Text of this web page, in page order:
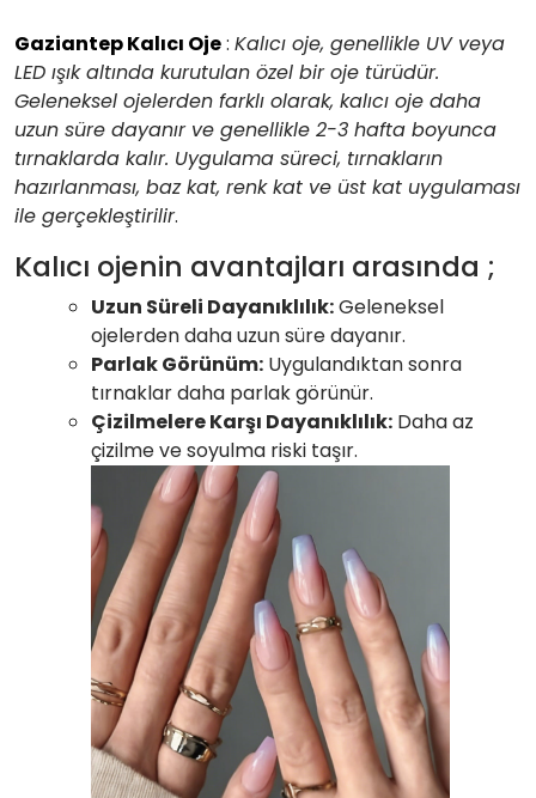
Gaziantep Kalıcı Oje: Kalıcı oje, genellikle UV veya
LED ışık altında kurutulan özel bir oje türüdür.
Geleneksel ojelerden farklı olarak, kalıcı oje daha
uzun süre dayanır ve genellikle 2-3 hafta boyunca
tırnaklarda kalır. Uygulama süreci, tırnakların
hazırlanması, baz kat, renk kat ve üst kat uygulaması
ile gerçekleştirilir.
Kalıcı ojenin avantajları arasında ;
Uzun Süreli Dayanıklılık:Geleneksel
ojelerden daha uzun süre dayanır.
Parlak Görünüm: Uygulandıktan sonra
tırnaklar daha parlak görünür.
Çizilmelere Karşı Dayanıklılık: Daha az
çizilme ve soyulma riski taşır.